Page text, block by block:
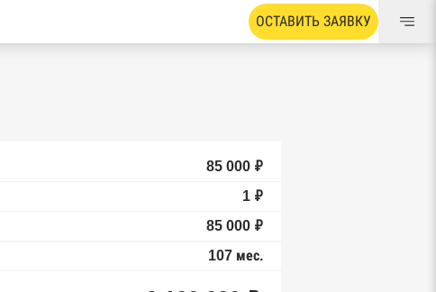
ОСТАВИТЬ ЗАЯВКУ
85 000 ₽
1 ₽
85 000 ₽
107 мес.